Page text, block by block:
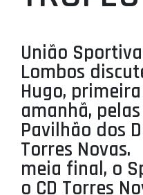
MINIBASQUETE
ÁREA TÉCNICA
PROJETOS
LIGA BETCLIC
LIGA BETCLIC
União
Lombos
Hugo,
amanhã,
Pavilhão dos
Torres
meia final, o
o CD Torres